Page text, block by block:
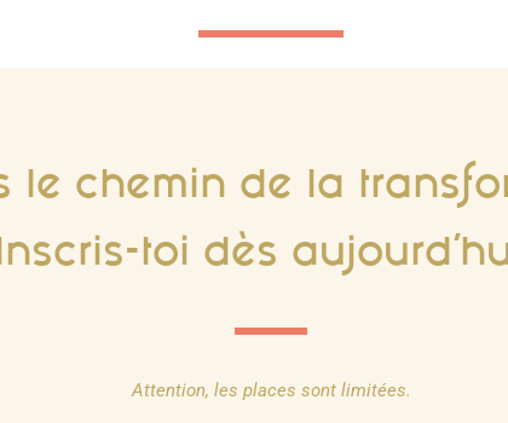
le chemin de la
toi dès
Attention, les places sont limitées.